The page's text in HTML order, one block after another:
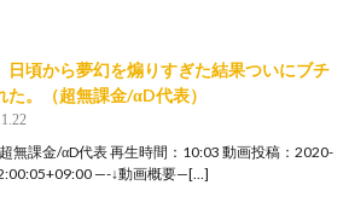
日頃から夢幻を煽りすぎた結果ついにブチ
た。（超無課金/αD代表）
無課金/αD代表 再生時間：10:03 動画投稿：2020-
—-↓動画概要—[…]